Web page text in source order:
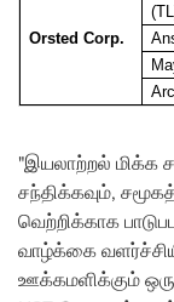
Orsted Corp.
"இயலாற்றல் மிக்க
சந்திக்கவும்,
வெற்றிக்காக
வாழ்க்கை
ஊக்கமளிக்கும்